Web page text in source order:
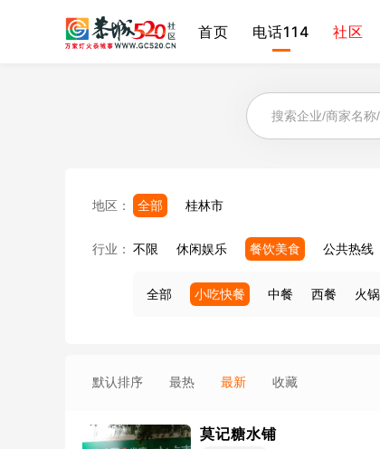
首页 电话114 社区
地区： 全部 桂林市
行业： 不限 休闲娱乐 餐饮美食 公共热线
全部 小吃快餐 中餐 西餐 火
默认排序 最热 最新 收藏
莫记糖水铺